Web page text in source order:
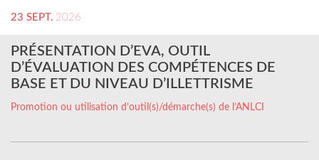
23 SEPT. 2026
PRÉSENTATION D’EVA, OUTIL
D’ÉVALUATION DES COMPÉTENCES DE
BASE ET DU NIVEAU D’ILLETTRISME
Promotion ou utilisation d’outil(s)/démarche(s) de l’ANLCI